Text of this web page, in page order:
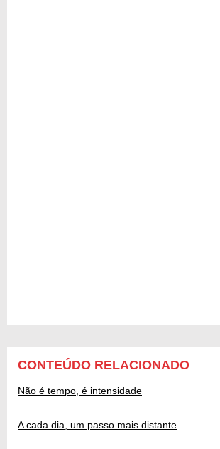
CONTEÚDO RELACIONADO
Não é tempo, é intensidade
A cada dia, um passo mais distante